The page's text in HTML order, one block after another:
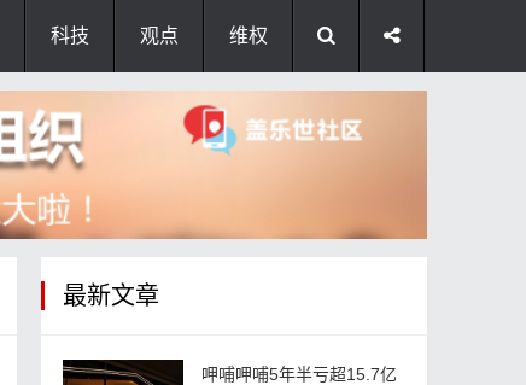
科技 观点 维权
最新文章
呷哺呷哺5年半亏超15.7亿